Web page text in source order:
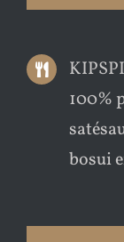
100%
bosui